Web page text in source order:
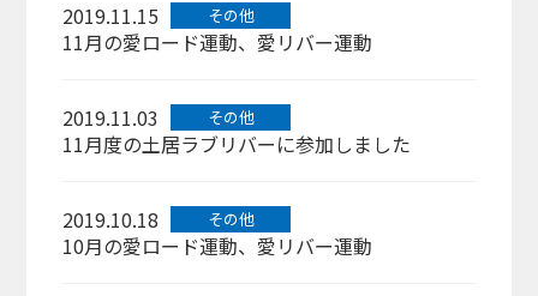
2019.11.15 その他
11月の愛ロード運動、愛リバー運動
2019.11.03 その他
11月度の土居ラブリバーに参加しました
2019.10.18 その他
10月の愛ロード運動、愛リバー運動